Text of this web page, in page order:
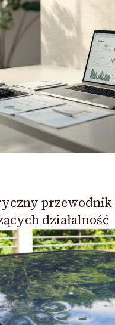
przewodnik
działalność